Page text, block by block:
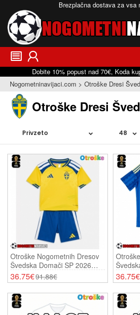
Brezplačna dostava za vsa
󰂩 󰃳
Dobite 10% popust nad 70€, Koda
Nogometninavijaci.com
Otroške Dresi
Otroške Dresi
Otroške Nogometnih Dresov
Švedska Domači SP 2026
Kratki Rokavi (+ Hlače)
36.75€91.88€
Kratki
36.75€